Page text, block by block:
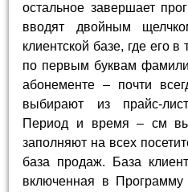
остальное завершает
вводят двойным
клиентской базе, где его
по первым буквам
абонементе – почти
выбирают из прайс-
Период и время – см
заполняют на всех
база продаж. База
включенная в Программу